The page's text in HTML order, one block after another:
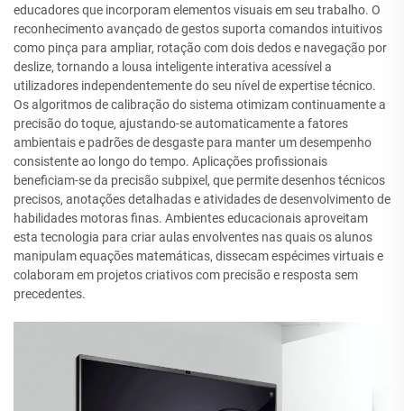
educadores que incorporam elementos visuais em seu trabalho. O
reconhecimento avançado de gestos suporta comandos intuitivos
como pinça para ampliar, rotação com dois dedos e navegação por
deslize, tornando a lousa inteligente interativa acessível a
utilizadores independentemente do seu nível de expertise técnico.
Os algoritmos de calibração do sistema otimizam continuamente a
precisão do toque, ajustando-se automaticamente a fatores
ambientais e padrões de desgaste para manter um desempenho
consistente ao longo do tempo. Aplicações profissionais
beneficiam-se da precisão subpixel, que permite desenhos técnicos
precisos, anotações detalhadas e atividades de desenvolvimento de
habilidades motoras finas. Ambientes educacionais aproveitam
esta tecnologia para criar aulas envolventes nas quais os alunos
manipulam equações matemáticas, dissecam espécimes virtuais e
colaboram em projetos criativos com precisão e resposta sem
precedentes.